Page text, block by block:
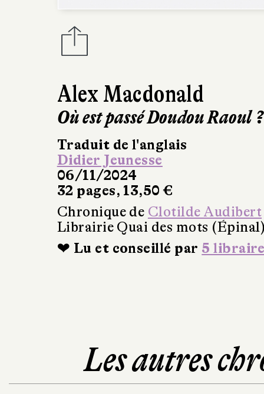
Alex Macdonald
Où est passé Doudou Raoul ?
Traduit de l'anglais
Didier Jeunesse
06/11/2024
32 pages, 13,50 €
Chronique de Clotilde Audibert
Librairie Quai des mots
❤ Lu et conseillé par 5
Les autres